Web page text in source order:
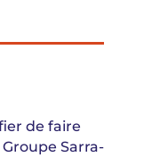
de faire
Sarra-